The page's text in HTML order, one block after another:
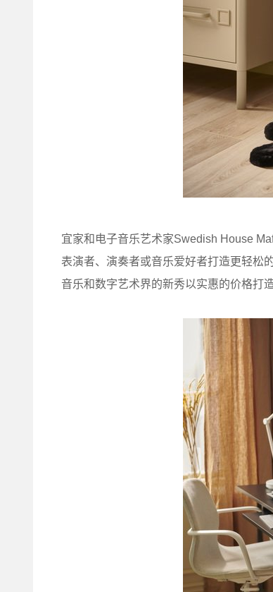
宜家和电子音乐艺术家Swedish House
表演者、演奏者或音乐爱好者打造更轻松
音乐和数字艺术界的新秀以实惠的价格打